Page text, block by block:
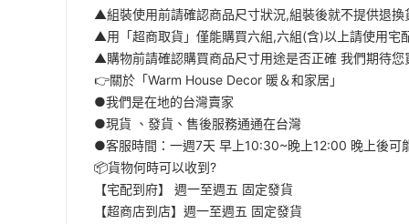
▲組裝使用前請確認商品尺寸狀況,組裝後就不提供退換
▲用「超商取貨」僅能購買六組,六組(含)以上請使用宅
▲購物前請確認購買商品尺寸用途是否正確 我們期待您
👉關於「Warm House Decor 暖＆和家居」
●我們是在地的台灣賣家
●現貨 、發貨、售後服務通通在台灣
●客服時間：一週7天 早上10:30~晚上12:00 晚上後可
📦貨物何時可以收到?
【宅配到府】 週一至週五 固定發貨
【超商店到店】週一至週五 固定發貨